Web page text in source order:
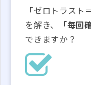
「ゼロトラス
を解き、
「毎回
できますか？